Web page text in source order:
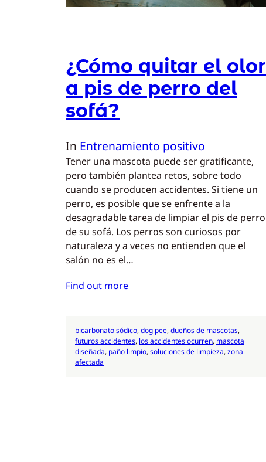
¿Cómo quitar el olor
a pis de perro del
sofá?
In Entrenamiento positivo
Tener una mascota puede ser gratificante,
pero también plantea retos, sobre todo
cuando se producen accidentes. Si tiene un
perro, es posible que se enfrente a la
desagradable tarea de limpiar el pis de perro
de su sofá. Los perros son curiosos por
naturaleza y a veces no entienden que el
salón no es el…
Find out more
bicarbonato sódico, dog pee, dueños de mascotas
futuros accidentes, los accidentes ocurren, mascota
diseñada, paño limpio, soluciones de limpieza, zona
afectada